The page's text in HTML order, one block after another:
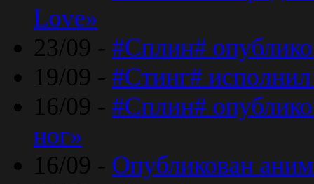
Love»
23/09 - #Сплин#
19/09 - #Стинг#
16/09 - #Сплин#
ног»
16/09 - Опубликован